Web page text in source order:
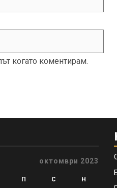
когато коментирам.
октомври 2023
П С Н